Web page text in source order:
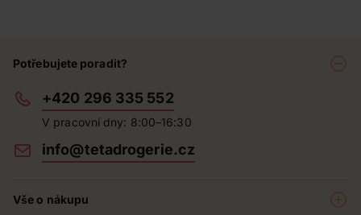
Potřebujete poradit?
+420 296 335 552
V pracovní dny: 8:00–16:30
info@tetadrogerie.cz
Vše o nákupu